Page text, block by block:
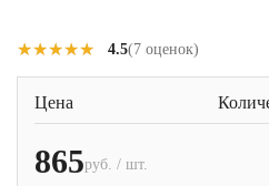
★★★★★
★★★★★ 4.5(7 оценок)
Цена
865руб. / шт.